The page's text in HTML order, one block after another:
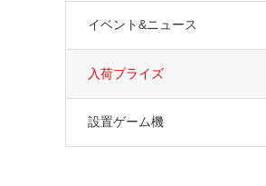
イベント&ニュース
入荷プライズ
設置ゲーム機